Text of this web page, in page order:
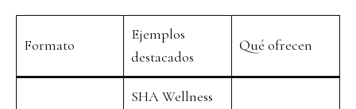
Formato
Ejemplos
destacados
Qué ofrecen
SHA Wellness